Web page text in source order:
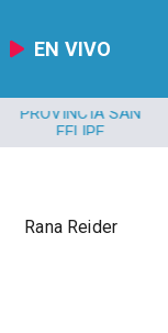
EN VIVO
PROVINCIA SAN
FELIPE
Rana Reider